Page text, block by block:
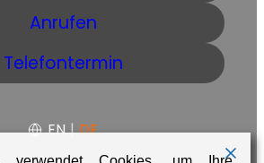
Anrufen
Telefontermin
EN | DE